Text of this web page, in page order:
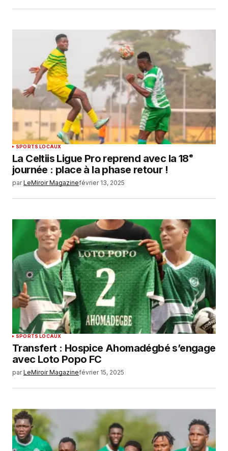
SPORTS LOCAUX
La Celtiis Ligue Pro reprend avec la 18ᵉ
journée : place à la phase retour !
par LeMiroir Magazinefévrier 13, 2025
SPORTS LOCAUX
Transfert : Hospice Ahomadégbé s’engage
avec Loto Popo FC
par LeMiroir Magazinefévrier 15, 2025